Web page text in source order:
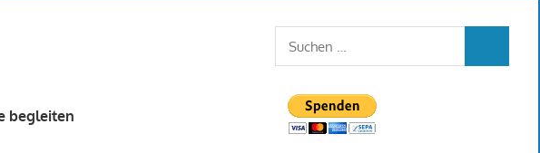
begleiten